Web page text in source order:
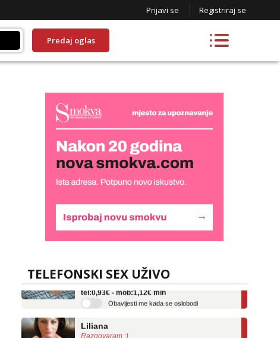
Prijavi se Registriraj se
Predaj oglas
TELEFONSKI SEX UŽIVO
Lucija
Tel:064/677-677 - Kod: #136
tel:0,93€ - mob:1,12€ min
Obavijesti me kada se oslobodi
Razgovaram :)